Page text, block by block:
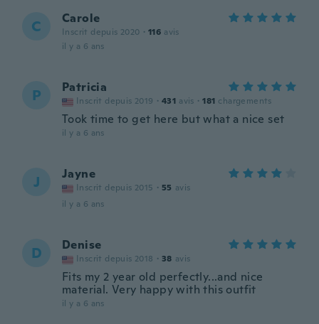
C Carole
Inscrit depuis 2020 · 116 avis
il y a 6 ans
P Patricia
Inscrit depuis 2019 · 431 avis · 181 chargements
Took time to get here but what a nice set
il y a 6 ans
J Jayne
Inscrit depuis 2015 · 55 avis
il y a 6 ans
D Denise
Inscrit depuis 2018 · 38 avis
Fits my 2 year old perfectly...and nice
material. Very happy with this outfit
il y a 6 ans